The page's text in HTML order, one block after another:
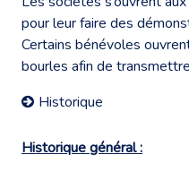
pour leur faire des
Certains bénévoles
bourles afin de
Historique
Historique général :